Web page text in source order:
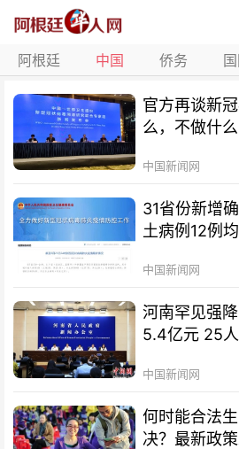
阿根廷 中国 侨务
官方再谈新
么，不做什
中国新闻网
31省份新增
土病例12例
中国新闻网
河南罕见强
5.4亿元 25
中国新闻网
何时能合法
决？最新政策